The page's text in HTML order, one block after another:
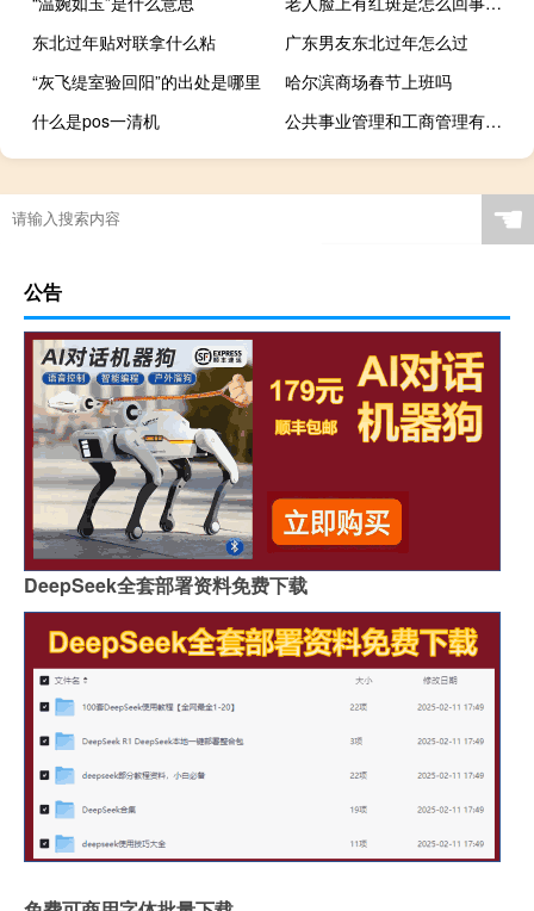
东北过年贴对联拿什么粘
广东男友东北过年怎么过
“灰飞缇室验回阳”的出处是哪里
哈尔滨商场春节上班吗
什么是pos一清机
公共事业管理和工商管理有什么不同
☚
公告
DeepSeek全套部署资料免费下载